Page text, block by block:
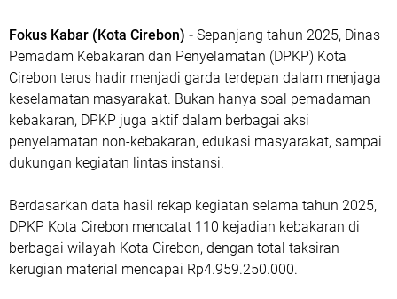
Fokus Kabar (Kota Cirebon) - Sepanjang tahun 2025, Dinas
Pemadam Kebakaran dan Penyelamatan (DPKP) Kota
Cirebon terus hadir menjadi garda terdepan dalam menjaga
keselamatan masyarakat. Bukan hanya soal pemadaman
kebakaran, DPKP juga aktif dalam berbagai aksi
penyelamatan non-kebakaran, edukasi masyarakat, sampai
dukungan kegiatan lintas instansi.
Berdasarkan data hasil rekap kegiatan selama tahun 2025,
DPKP Kota Cirebon mencatat 110 kejadian kebakaran di
berbagai wilayah Kota Cirebon, dengan total taksiran
kerugian material mencapai Rp4.959.250.000.